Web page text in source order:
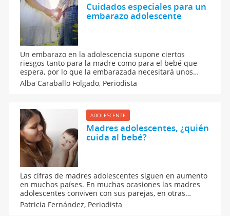
Cuidados especiales para un
embarazo adolescente
Un embarazo en la adolescencia supone ciertos
riesgos tanto para la madre como para el bebé que
espera, por lo que la embarazada necesitará unos
cuidados especiales. Repasamos las necesidades de
un embarazo adolescente y te contamos por qué se
Alba Caraballo Folgado, Periodista
ADOLESCENTE
Madres adolescentes, ¿quién
cuida al bebé?
Las cifras de madres adolescentes siguen en aumento
en muchos países. En muchas ocasiones las madres
adolescentes conviven con sus parejas, en otras
muchas terminan viviendo con sus padres quienes les
ayudan con la crianza y cuidados de su bebé.
Patricia Fernández, Periodista